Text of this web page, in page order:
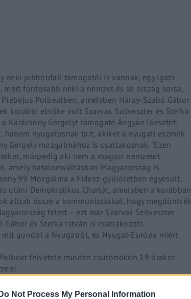
Do Not Process My Personal Information
neki jobboldali támogatói is vannak, egy igazi
fontosabb neki a nemzet és az ország sorsa,
Polbeatben, amelyben Náray-Szabó Gábor
korábbi elnöke volt Szarvas Szilveszter és Stefka
Karácsony Gergelyt támogató Ángyán Józsefet,
nyugatosnak tart, akiket a nyugati eszmék
Gergely mozgalmához is csatlakoznak. “Ezen
márpedig aki nem a magyar nemzetet
amely hatalomváltásban Magyarország is
99 Mozgalma a Fidesz-gyűlöletben egyesült,
utáni Demokratikus Chartát, amelyben a korábban
álltak össze a kommunistákkal, hogy megdöntsék
felett – ezt már Szarvas Szilveszter
Gábor és Stefka István is csatlakozott.
gondol a Nyugatról, és Nyugat-Európa miért
felvétele minden csütörtökön 19 órakor
a PestiTV létezését!”